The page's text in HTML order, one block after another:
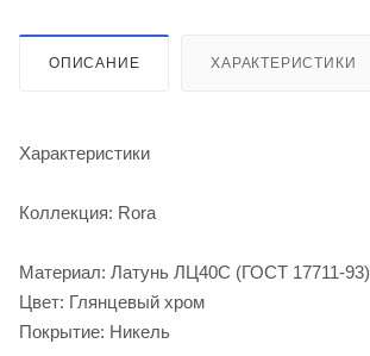
ОПИСАНИЕ ХАРАКТЕРИСТИКИ
Характеристики
Коллекция: Rora
Материал: Латунь ЛЦ40С (ГОСТ 17711-93)
Цвет: Глянцевый хром
Покрытие: Никель